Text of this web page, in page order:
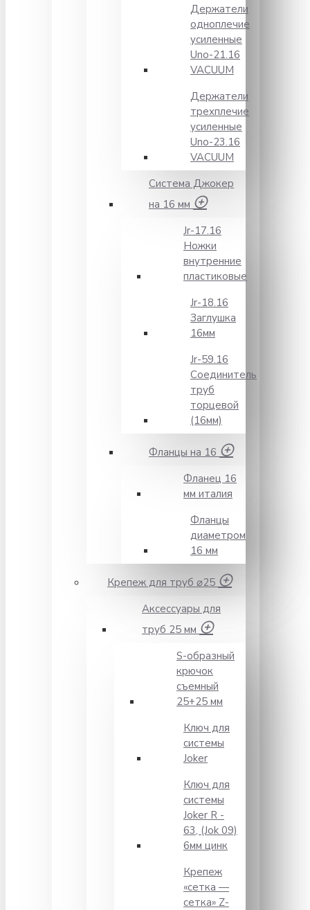
Держатели
одноплечие
усиленные
Uno-21.16
VACUUM
Держатели
трехплечие
усиленные
Unо-23.16
VACUUM
Система Джокер
на 16 мм
Jr-17.16
Ножки
внутренние
пластиковые
Jr-18.16
Заглушка
16мм
Jr-59.16
Соединитель
труб
торцевой
(16мм)
Фланцы на 16
Фланец 16
мм италия
Фланцы
диаметром
16 мм
Крепеж для труб ⌀25
Аксессуары для
труб 25 мм
S-образный
крючок
съемный
25+25 мм
Ключ для
системы
Joker
Ключ для
системы
Joker R -
63, (Jok 09)
6мм цинк
Крепеж
«сетка —
сетка» Z-